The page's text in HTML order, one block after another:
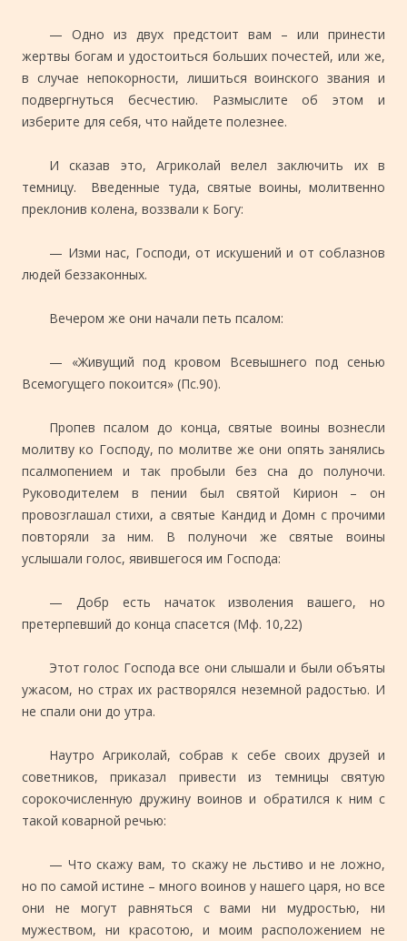
— Одно из двух предстоит вам – или принести
жертвы богам и удостоиться больших почестей, или же,
в случае непокорности, лишиться воинского звания и
подвергнуться бесчестию. Размыслите об этом и
изберите для себя, что найдете полезнее.
И сказав это, Агриколай велел заключить их в
темницу. Введенные туда, святые воины, молитвенно
преклонив колена, воззвали к Богу:
— Изми нас, Господи, от искушений и от соблазнов
людей беззаконных.
Вечером же они начали петь псалом:
— «Живущий под кровом Всевышнего под сенью
Всемогущего покоится» (Пс.90).
Пропев псалом до конца, святые воины вознесли
молитву ко Господу, по молитве же они опять занялись
псалмопением и так пробыли без сна до полуночи.
Руководителем в пении был святой Кирион – он
провозглашал стихи, а святые Кандид и Домн с прочими
повторяли за ним. В полуночи же святые воины
услышали голос, явившегося им Господа:
— Добр есть начаток изволения вашего, но
претерпевший до конца спасется (Мф. 10,22)
Этот голос Господа все они слышали и были объяты
ужасом, но страх их растворялся неземной радостью. И
не спали они до утра.
Наутро Агриколай, собрав к себе своих друзей и
советников, приказал привести из темницы святую
сорокочисленную дружину воинов и обратился к ним с
такой коварной речью:
— Что скажу вам, то скажу не льстиво и не ложно,
но по самой истине – много воинов у нашего царя, но все
они не могут равняться с вами ни мудростью, ни
мужеством, ни красотою, и моим расположением не